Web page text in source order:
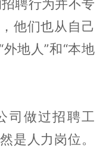
聘行为并不专
他们也从自己
地人”和“本地
司做过招聘工
是人力岗位。